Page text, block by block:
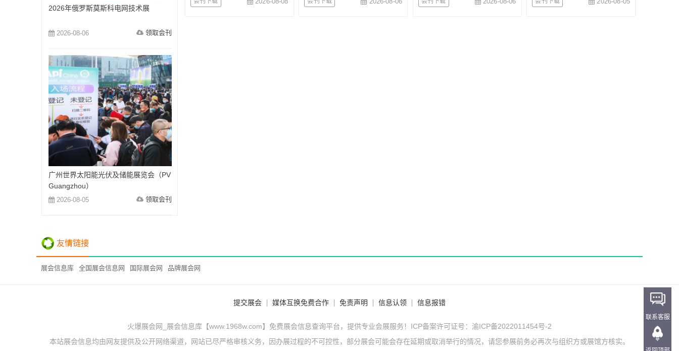
2026年俄罗斯莫斯科电网技术展
2026-08-06 领取会刊
广州世界太阳能光伏及储能展览会（PV
Guangzhou）
2026-08-05 领取会刊
友情链接
展会信息库 全国展会信息网 国际展会网 品牌展会网
提交展会 媒体互换免费合作 免责声明 信息认领 信息报错
火爆展会网_展会信息库【www.1968w.com】免费展会信息查询平台，提供专业会展服务！ICP备案许可证号： 渝ICP备2022011454号-2
本站展会信息均由网友提供及公开网络渠道，网站已尽严格审核义务，因办展过程的不可控性，部分展会可能会存在延期或取消举行的情况，请您参展前务必再次与组织方或展馆方核实。
联系客服